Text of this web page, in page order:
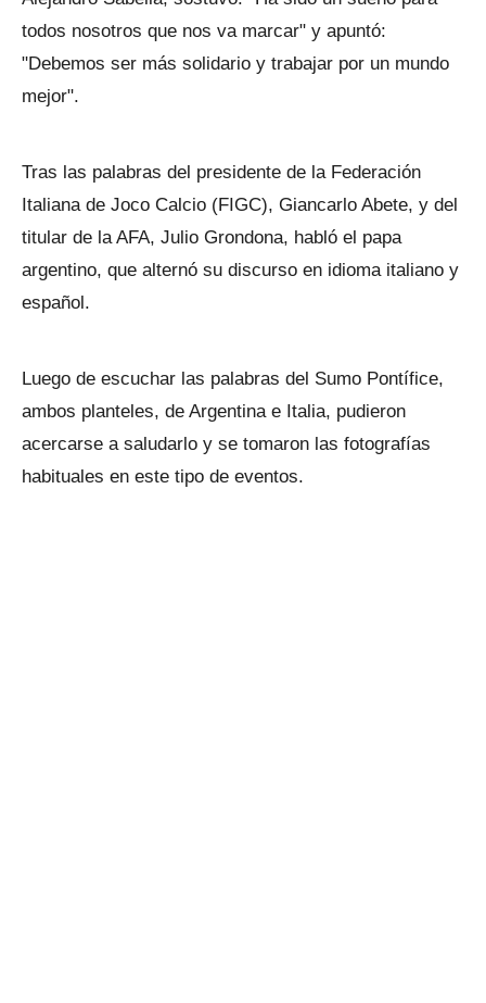
todos nosotros que nos va marcar" y apuntó:
"Debemos ser más solidario y trabajar por un mundo
mejor".
Tras las palabras del presidente de la Federación
Italiana de Joco Calcio (FIGC), Giancarlo Abete, y del
titular de la AFA, Julio Grondona, habló el papa
argentino, que alternó su discurso en idioma italiano y
español.
Luego de escuchar las palabras del Sumo Pontífice,
ambos planteles, de Argentina e Italia, pudieron
acercarse a saludarlo y se tomaron las fotografías
habituales en este tipo de eventos.